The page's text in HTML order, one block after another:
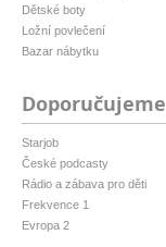
Dětské boty
Ložní povlečení
Bazar nábytku
Doporučujeme
Starjob
České podcasty
Rádio a zábava pro děti
Frekvence 1
Evropa 2